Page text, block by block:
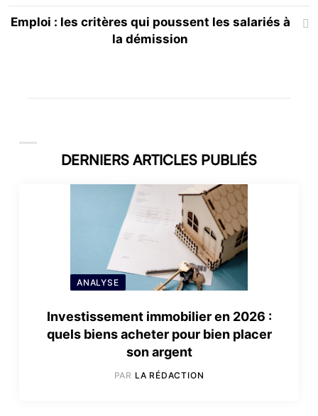
Emploi : les critères qui poussent les salariés à
la démission
DERNIERS ARTICLES PUBLIÉS
ANALYSE
Investissement immobilier en 2026 :
quels biens acheter pour bien placer
son argent
PAR LA RÉDACTION